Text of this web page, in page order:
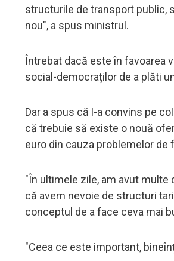
structurile de transport public,
nou", a spus ministrul.
Întrebat dacă este în favoarea
social-democraților de a plăti
Dar a spus că l-a convins pe
că trebuie să existe o nouă
euro din cauza problemelor de
"În ultimele zile, am avut
că avem nevoie de structuri
conceptul de a face ceva mai
"Ceea ce este important,